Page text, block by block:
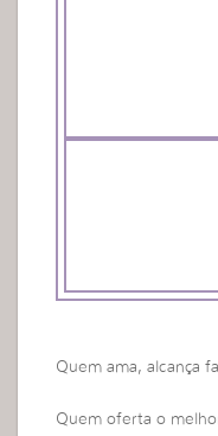
Quem ama, alcança
Quem oferta o